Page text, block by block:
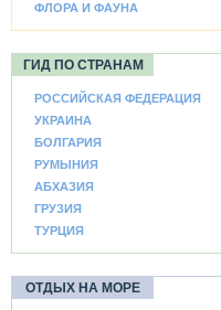
ФЛОРА И ФАУНА
ГИД ПО СТРАНАМ
РОССИЙСКАЯ ФЕДЕРАЦИЯ
УКРАИНА
БОЛГАРИЯ
РУМЫНИЯ
АБХАЗИЯ
ГРУЗИЯ
ТУРЦИЯ
ОТДЫХ НА МОРЕ